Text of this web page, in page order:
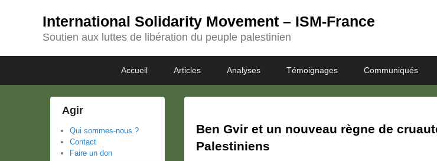
International Solidarity Movement – ISM-France
Soutien aux luttes de libération du peuple palestinien
menu
Accueil Articles Analyses Témoignages Communiqués
Ben Gvir et un nouveau règne de
Palestiniens
Agir
Qui sommes-nous ?
Contact
Faire un don